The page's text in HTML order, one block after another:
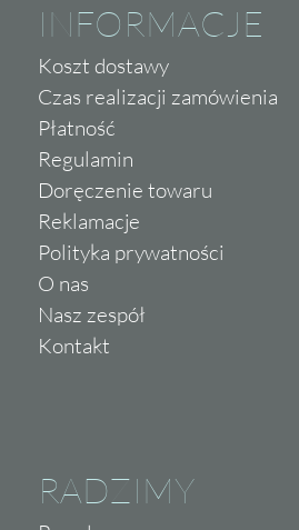
INFORMACJE
Koszt dostawy
Czas realizacji zamówienia
Płatność
Regulamin
Doręczenie towaru
Reklamacje
Polityka prywatności
O nas
Nasz zespół
Kontakt
RADZIMY